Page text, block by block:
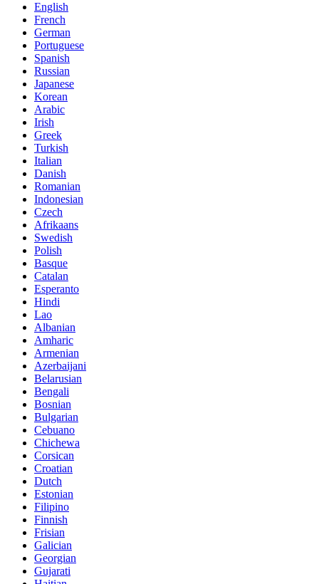
English
French
German
Portuguese
Spanish
Russian
Japanese
Korean
Arabic
Irish
Greek
Turkish
Italian
Danish
Romanian
Indonesian
Czech
Afrikaans
Swedish
Polish
Basque
Catalan
Esperanto
Hindi
Lao
Albanian
Amharic
Armenian
Azerbaijani
Belarusian
Bengali
Bosnian
Bulgarian
Cebuano
Chichewa
Corsican
Croatian
Dutch
Estonian
Filipino
Finnish
Frisian
Galician
Georgian
Gujarati